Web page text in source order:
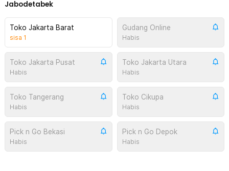
Jabodetabek
Toko Jakarta Barat
sisa 1
Gudang Online
Habis
Toko Jakarta Pusat
Habis
Toko Jakarta Utara
Habis
Toko Tangerang
Habis
Toko Cikupa
Habis
Pick n Go Bekasi
Habis
Pick n Go Depok
Habis